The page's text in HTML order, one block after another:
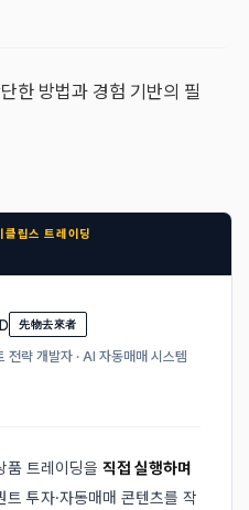
한 방법과 경험 기반의 필
스 트레이딩
先物去來者
전략 개발자 · AI 자동매매 시스템
품 트레이딩을 직접 실행하며
투자·자동매매 콘텐츠를 작